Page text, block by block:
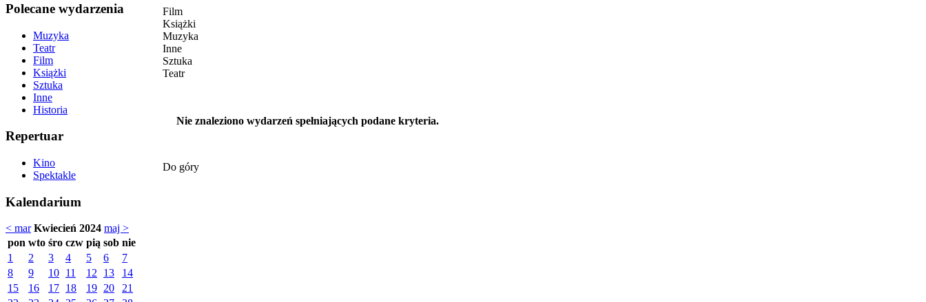
Polecane wydarzenia
Muzyka
Teatr
Film
Książki
Sztuka
Inne
Historia
Repertuar
Kino
Spektakle
Kalendarium
< mar Kwiecień 2024 maj >
pon wto śro czw pią sob nie
1
2 3 4 5 6
7
8
9 10 11 12 13
14
15
16 17 18 19 20
21
Film
Książki
Muzyka
Inne
Sztuka
Teatr
Nie znaleziono wydarzeń spełniających podane kryteria.
Do góry